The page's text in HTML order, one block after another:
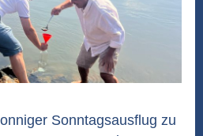
Sonntagsausflug zu